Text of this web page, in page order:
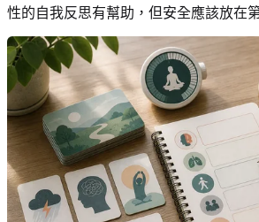
性的自我反思有幫助，但安全應該放在